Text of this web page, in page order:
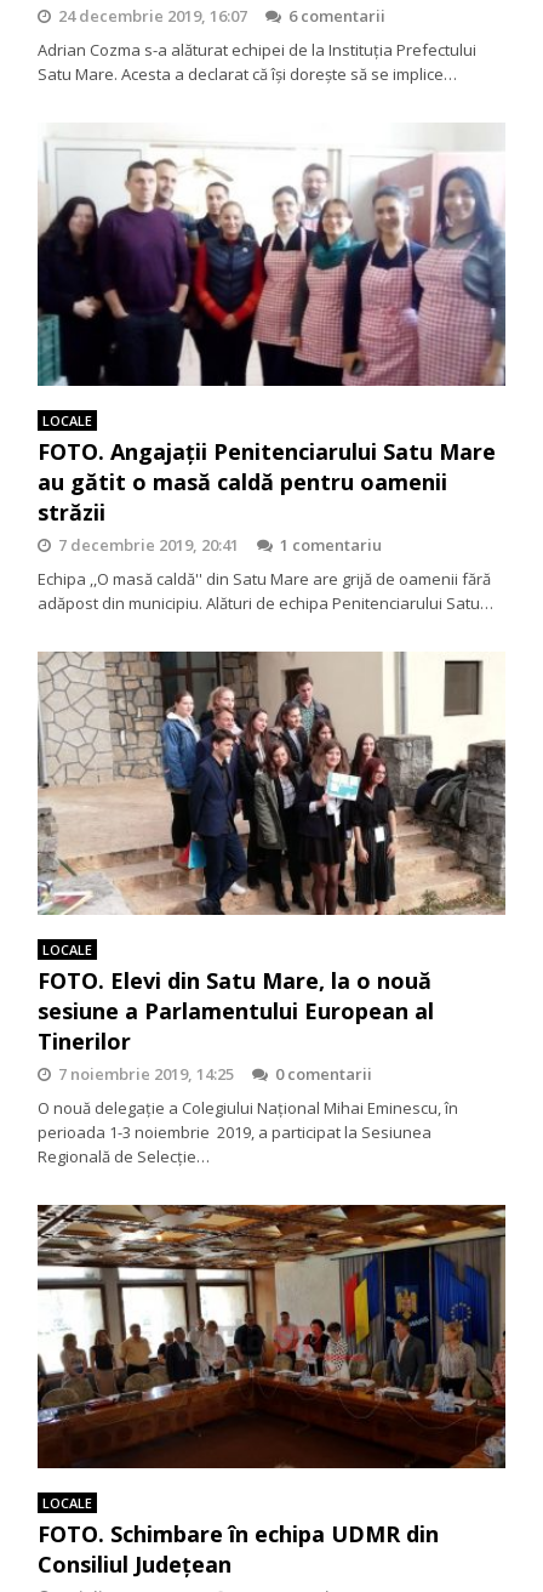
24 decembrie 2019, 16:07
6 comentarii
Adrian Cozma s-a alăturat echipei de la Instituția Prefectului
Satu Mare. Acesta a declarat că își dorește să se implice…
LOCALE
FOTO. Angajații Penitenciarului Satu Mare
au gătit o masă caldă pentru oamenii
străzii
7 decembrie 2019, 20:41
1 comentariu
Echipa ,,O masă caldă'' din Satu Mare are grijă de oamenii fără
adăpost din municipiu. Alături de echipa Penitenciarului Satu…
LOCALE
FOTO. Elevi din Satu Mare, la o nouă
sesiune a Parlamentului European al
Tinerilor
7 noiembrie 2019, 14:25
0 comentarii
O nouă delegație a Colegiului Național Mihai Eminescu, în
perioada 1-3 noiembrie 2019, a participat la Sesiunea
Regională de Selecție…
LOCALE
FOTO. Schimbare în echipa UDMR din
Consiliul Județean